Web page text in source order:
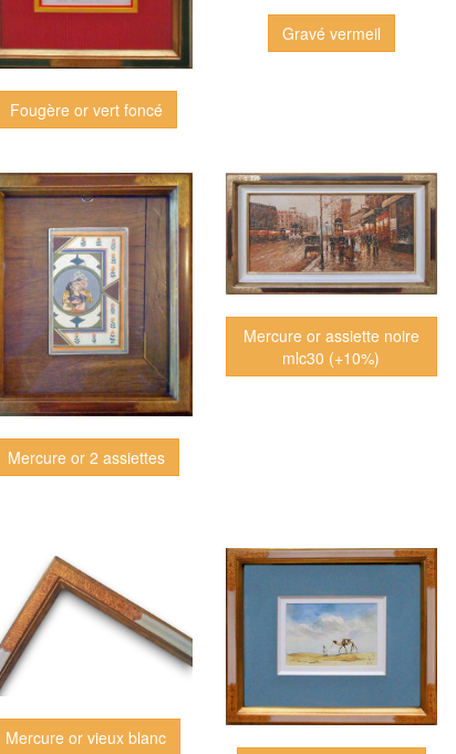
Fougère or vert foncé
Gravé vermeil
Mercure or 2 assiettes
Mercure or assiette noire
mlc30 (+10%)
Mercure or vieux blanc